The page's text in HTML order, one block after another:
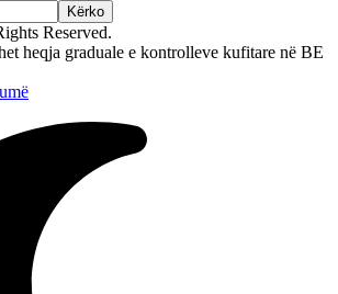
Reserved.
heqja graduale e kontrolleve kufitare në BE